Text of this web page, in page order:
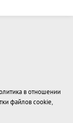
в отношении
файлов cookie,